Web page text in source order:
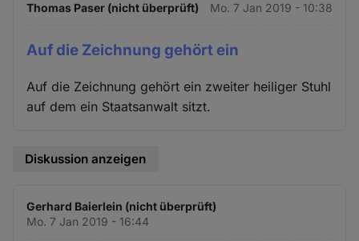
Thomas Paser (nicht überprüft) Mo. 7 Jan 2019 - 10:38
Auf die Zeichnung gehört ein
Auf die Zeichnung gehört ein zweiter heiliger Stuhl
auf dem ein Staatsanwalt sitzt.
Diskussion anzeigen
Gerhard Baierlein (nicht überprüft)
Mo. 7 Jan 2019 - 16:44